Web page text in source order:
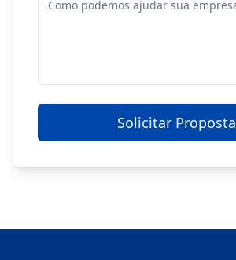
Solicitar Proposta